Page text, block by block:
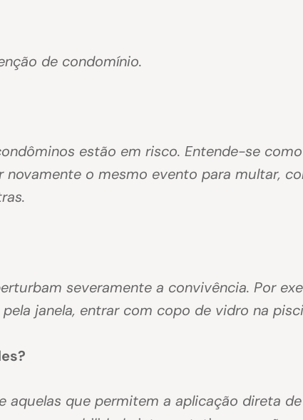
de condomínio.
estão em risco. Entende-se
o mesmo evento para multar,
severamente a convivência. Por
janela, entrar com copo de vidro na
aquelas que permitem a aplicação direta